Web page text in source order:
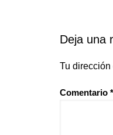
Deja una
Tu
Comentario *